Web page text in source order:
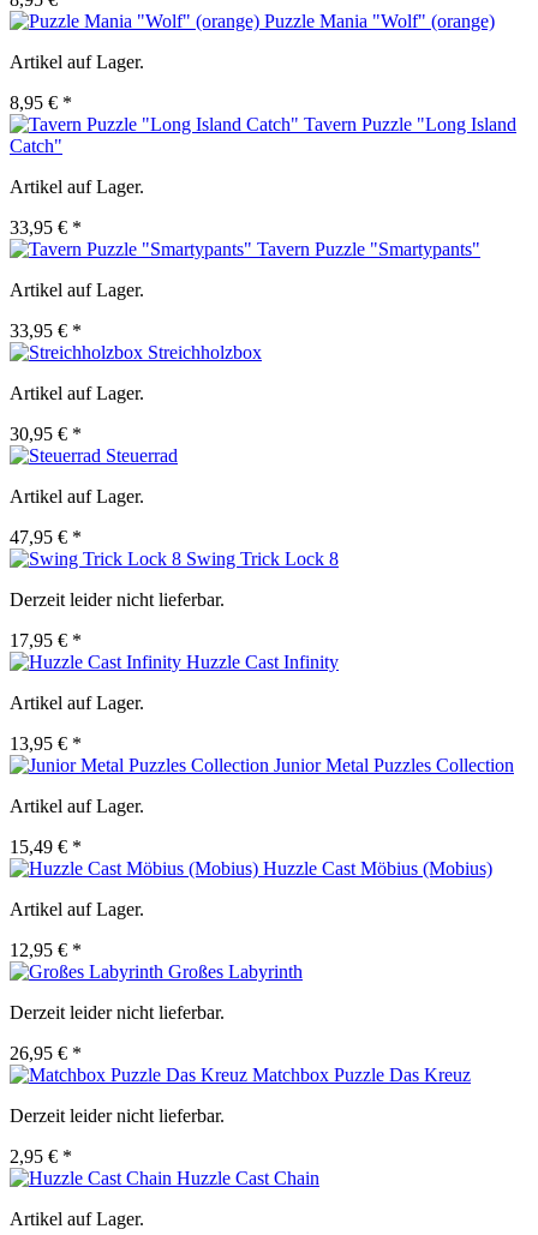
Puzzle Mania "Wolf" (orange)
Artikel auf Lager.
8,95 € *
Tavern Puzzle "Long Island
Catch"
Artikel auf Lager.
33,95 € *
Tavern Puzzle "Smartypants"
Artikel auf Lager.
33,95 € *
Streichholzbox
Artikel auf Lager.
30,95 € *
Steuerrad
Artikel auf Lager.
47,95 € *
Swing Trick Lock 8
Derzeit leider nicht lieferbar.
17,95 € *
Huzzle Cast Infinity
Artikel auf Lager.
13,95 € *
Junior Metal Puzzles Collection
Artikel auf Lager.
15,49 € *
Huzzle Cast Möbius (Mobius)
Artikel auf Lager.
12,95 € *
Großes Labyrinth
Derzeit leider nicht lieferbar.
26,95 € *
Matchbox Puzzle Das Kreuz
Derzeit leider nicht lieferbar.
2,95 € *
Huzzle Cast Chain
Artikel auf Lager.